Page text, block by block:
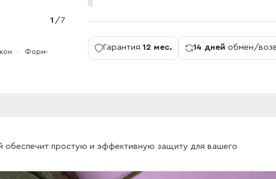
1 /7
Форм-
Гарантия 12 мес. 14 дней обмен/
обеспечит простую и эффективную защиту для вашего